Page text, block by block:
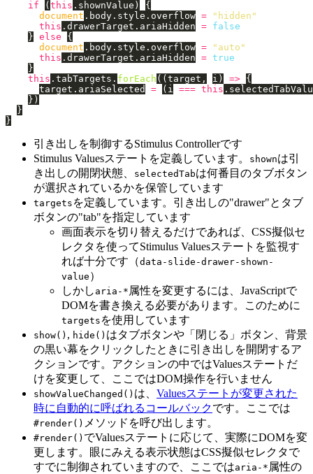
if
(this . shownValue )
{
document . body . style . overflow = " hidden "
this . drawerTarget . ariaHidden = false
} else
{
document . body . style . overflow = " auto "
this . drawerTarget . ariaHidden = true
}
this . tabTargets . forEach ((target , i ) => {
target . ariaSelected = ( i === this .
})
}
}
引き出しを制御するStimulus Controllerです
Stimulus Valuesステートを定義しています。
shownは引
き出しの開閉状態、
selectedTabは何番目のタブボタン
が選択されているかを保管しています
targets を定義しています。引き出しの"drawer"とタブ
ボタンの"tab"を指定しています
画面表示を切り替えるだけであれば、CSS擬似セ
レクタを使ってStimulus Valuesステートを監視す
れば十分です（data-slide-drawer-shown-
value ）
しかし aria-* 属性を変更するには、JavaScriptで
DOMを書き換える必要があります。このために
targets を使用しています
show() , hide() はタブボタンや「閉じる」ボタン、背景
の黒い幕をクリックしたときに引き出しを開閉するア
クションです。アクションの中ではValuesステートだ
けを変更して、ここではDOM操作を行いません
showValueChanged() は、 Valuesステートが変更された
時に自動的に呼ばれるコールバックです。ここでは
#render() メソッドを呼び出します。
#render() でValuesステートに応じて、実際にDOMを変
更します。眼にみえる表示状態はCSS擬似セレクタで
すでに制御されていますので、ここではaria-* 属性の